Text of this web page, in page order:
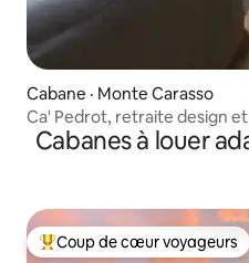
Cabane · Monte Carasso
Ca' Pedrot, retraite design
Cabanes à louer
Coup de cœur voyageurs
Coup de cœur voyageurs